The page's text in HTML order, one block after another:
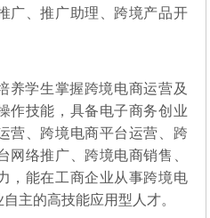
广、推广助理、跨境产品开
养学生掌握跨境电商运营及
作技能，具备电子商务创业
营、跨境电商平台运营、跨
网络推广、跨境电商销售、
，能在工商企业从事跨境电
主的高技能应用型人才。